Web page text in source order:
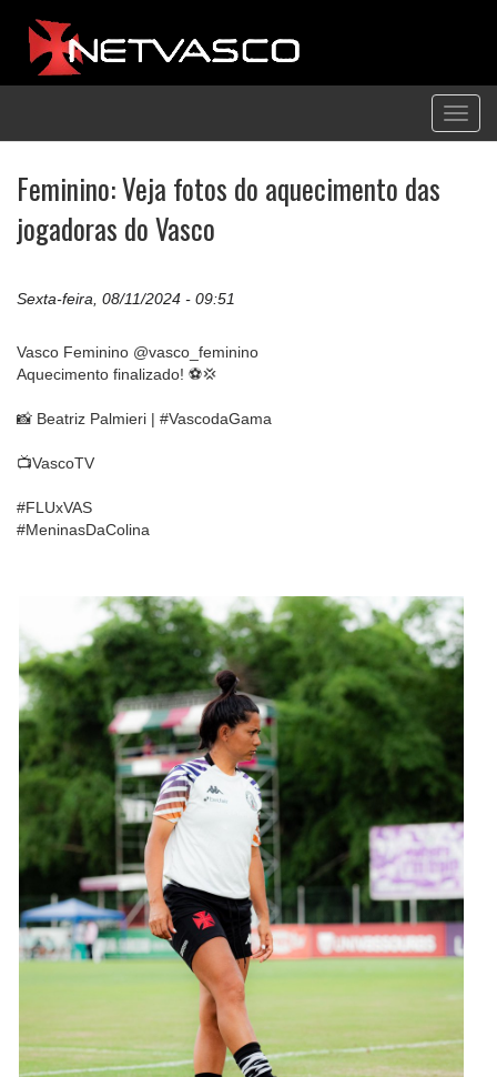
Feminino: Veja fotos do aquecimento das
jogadoras do Vasco
Sexta-feira, 08/11/2024 - 09:51
Vasco Feminino @vasco_feminino
Aquecimento finalizado! ⚽️💢
📸 Beatriz Palmieri | #VascodaGama
📺VascoTV
#FLUxVAS
#MeninasDaColina